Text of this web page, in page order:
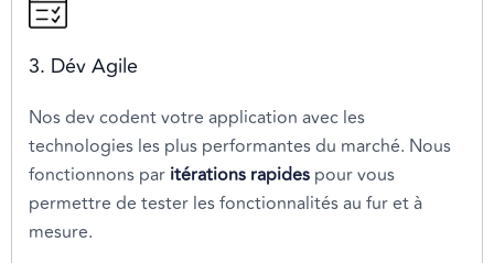
3. Dév Agile
Nos dev codent votre application avec les
technologies les plus performantes du marché. Nous
fonctionnons par itérations rapides pour vous
permettre de tester les fonctionnalités au fur et à
mesure.